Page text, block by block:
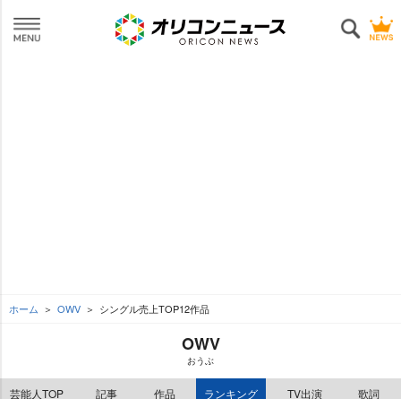
ホーム OWV シングル売上TOP12作品
OWV
おうぶ
芸能人TOP 記事 作品 ランキング TV出演 歌詞